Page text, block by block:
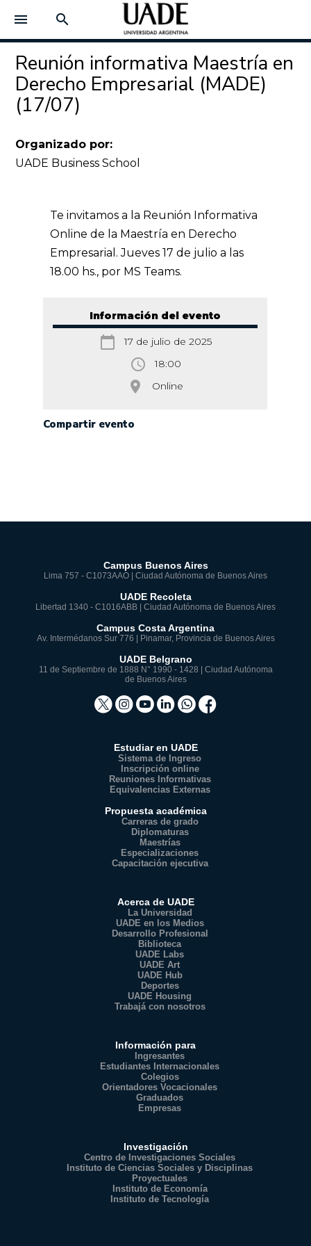
menu search
Reunión informativa Maestría en
Derecho Empresarial (MADE)
(17/07)
Organizado por:
UADE Business School
Información del evento
calendar_today 17 de julio de 2025
access_time 18:00
room Online
Compartir evento
Te invitamos a la Reunión Informativa
Online de la Maestría en Derecho
Empresarial. Jueves 17 de julio a las
18.00 hs., por MS Teams.
Campus Buenos Aires
Lima 757 - C1073AAO | Ciudad Autónoma de Buenos Aires
UADE Recoleta
Libertad 1340 - C1016ABB | Ciudad Autónoma de Buenos Aires
Campus Costa Argentina
Av. Intermédanos Sur 776 | Pinamar, Provincia de Buenos Aires
UADE Belgrano
11 de Septiembre de 1888 N° 1990 - 1428 | Ciudad Autónoma
de Buenos Aires
Estudiar en UADE
Sistema de Ingreso
Inscripción online
Reuniones Informativas
Equivalencias Externas
Propuesta académica
Carreras de grado
Diplomaturas
Maestrías
Especializaciones
Capacitación ejecutiva
Acerca de UADE
La Universidad
UADE en los Medios
Desarrollo Profesional
Biblioteca
UADE Labs
UADE Art
UADE Hub
Deportes
UADE Housing
Trabajá con nosotros
Información para
Ingresantes
Estudiantes Internacionales
Colegios
Orientadores Vocacionales
Graduados
Empresas
Investigación
Centro de Investigaciones Sociales
Instituto de Ciencias Sociales y Disciplinas
Proyectuales
Instituto de Economía
Instituto de Tecnología